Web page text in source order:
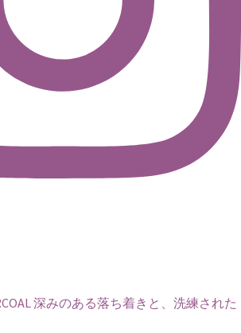
深みのある落ち着きと、洗練された